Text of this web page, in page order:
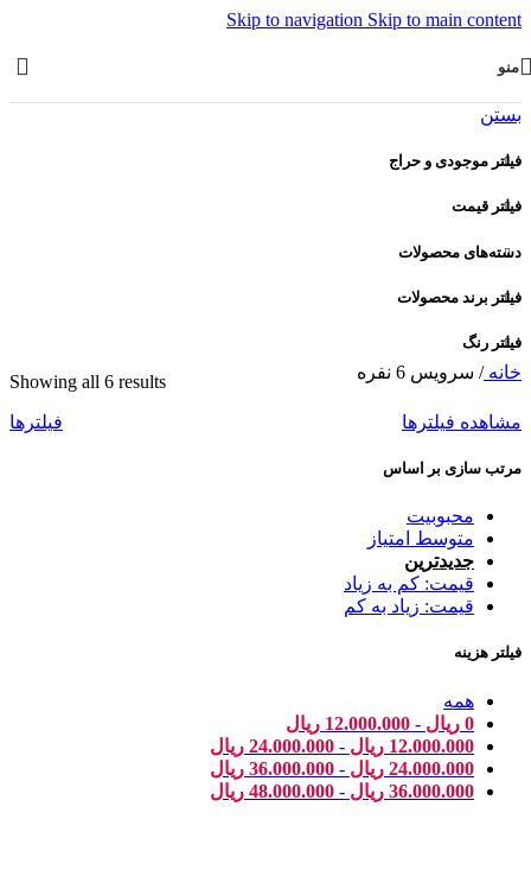
Skip to navigation Skip to main content
منو
بستن
فیلتر موجودی و حراج
فیلتر قیمت
دسته‌های محصولات
فیلتر برند محصولات
فیلتر رنگ
خانه/ سرویس 6 نفره
Showing all 6 results
مشاهده فیلترها
فیلترها
مرتب سازی بر اساس
محبوبیت
متوسط امتیاز
جدیدترین
قیمت: کم به زیاد
قیمت: زیاد به کم
فیلتر هزینه
همه
0 ریال -
12.000.000 ریال
12.000.000 ریال -
24.000.000 ریال
24.000.000 ریال -
36.000.000 ریال
36.000.000 ریال -
48.000.000 ریال